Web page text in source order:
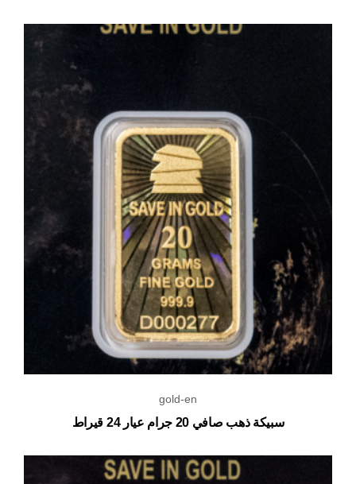
gold-en
سبيكة ذهب صافي 20 جرام عيار 24 قيراط